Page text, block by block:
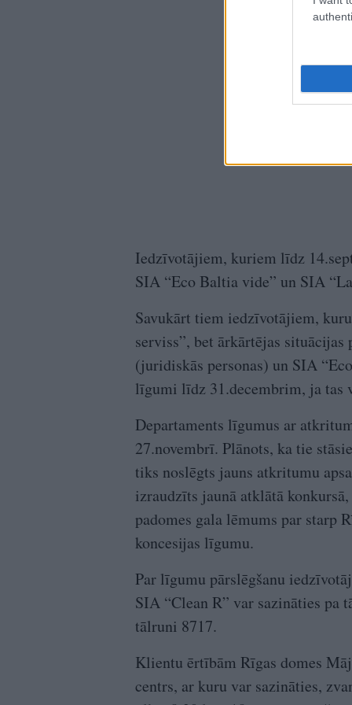
Iedzīvotājiem, kuriem līdz
SIA “Eco Baltia vide” un SIA
Savukārt tiem iedzīvotājiem,
serviss”, bet ārkārtējas
(juridiskās personas) un SIA
līgumi līdz 31.decembrim, ja tas
Departaments līgumus ar
27.novembrī. Plānots, ka tie
tiks noslēgts jauns atkritumu
izraudzīts jaunā atklātā
padomes gala lēmums par starp
koncesijas līgumu.
Par līgumu pārslēgšanu
SIA “Clean R” var sazināties pa
tālruni 8717.
Klientu ērtībām Rīgas domes
centrs, ar kuru var sazināties,